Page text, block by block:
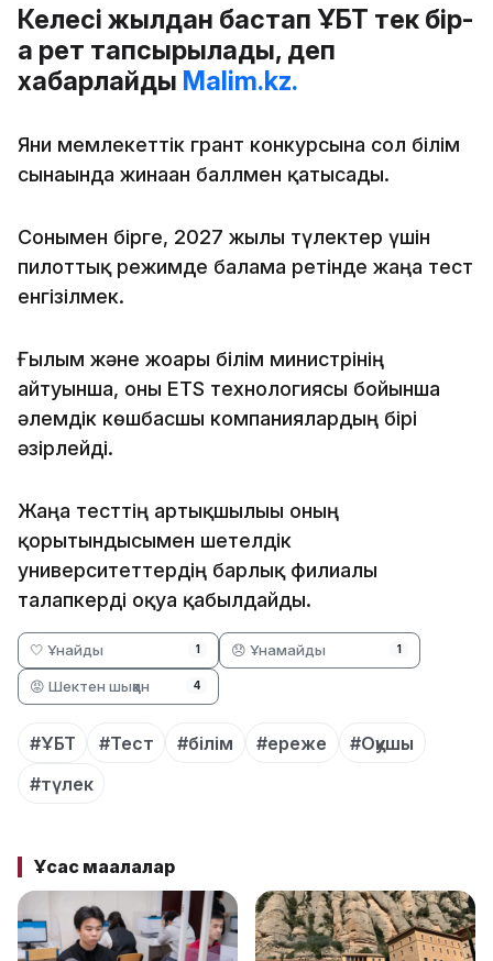
Келесі жылдан бастап ҰБТ тек бір-
ақ рет тапсырылады, деп
хабарлайды Malim.kz.
Яғни мемлекеттік грант конкурсына сол білім
сынағында жинаған баллмен қатысады.
Сонымен бірге, 2027 жылғы түлектер үшін
пилоттық режимде балама ретінде жаңа тест
енгізілмек.
Ғылым және жоғары білім министрінің
айтуынша, оны ETS технологиясы бойынша
әлемдік көшбасшы компаниялардың бірі
әзірлейді.
Жаңа тесттің артықшылығы оның
қорытындысымен шетелдік
университеттердің барлық филиалы
талапкерді оқуға қабылдайды.
🤍 Ұнайды 1 😞 Ұнамайды 1
😡 Шектен шыққан 4
#ҰБТ #Тест #білім #ереже
#Оқушы
#түлек
Ұқсас мақалалар